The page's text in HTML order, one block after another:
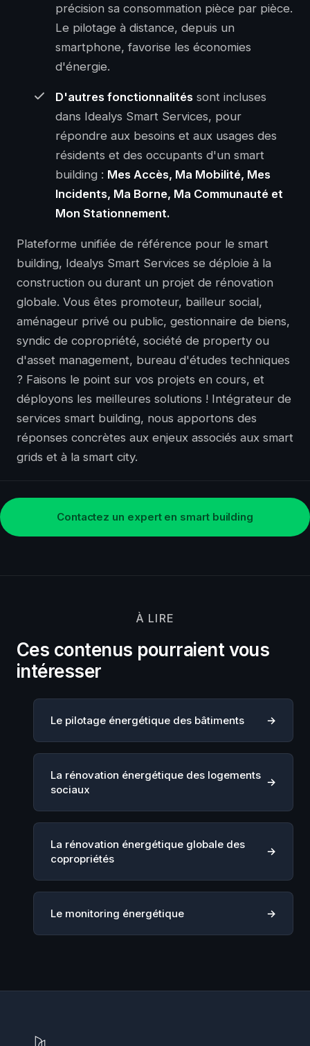
précision sa consommation pièce par pièce.
Le pilotage à distance, depuis un
smartphone, favorise les économies
d'énergie.
D'autres fonctionnalités sont incluses
dans Idealys Smart Services, pour
répondre aux besoins et aux usages des
résidents et des occupants d'un smart
building : Mes Accès, Ma Mobilité, Mes
Incidents, Ma Borne, Ma Communauté et
Mon Stationnement.
Plateforme unifiée de référence pour le smart
building, Idealys Smart Services se déploie à la
construction ou durant un projet de rénovation
globale. Vous êtes promoteur, bailleur social,
aménageur privé ou public, gestionnaire de biens,
syndic de copropriété, société de property ou
d'asset management, bureau d'études techniques
? Faisons le point sur vos projets en cours, et
déployons les meilleures solutions ! Intégrateur de
services smart building, nous apportons des
réponses concrètes aux enjeux associés aux smart
grids et à la smart city.
Contactez un expert en smart building
À LIRE
Ces contenus pourraient vous
intéresser
Le pilotage énergétique des bâtiments
La rénovation énergétique des logements
sociaux
La rénovation énergétique globale des
copropriétés
Le monitoring énergétique